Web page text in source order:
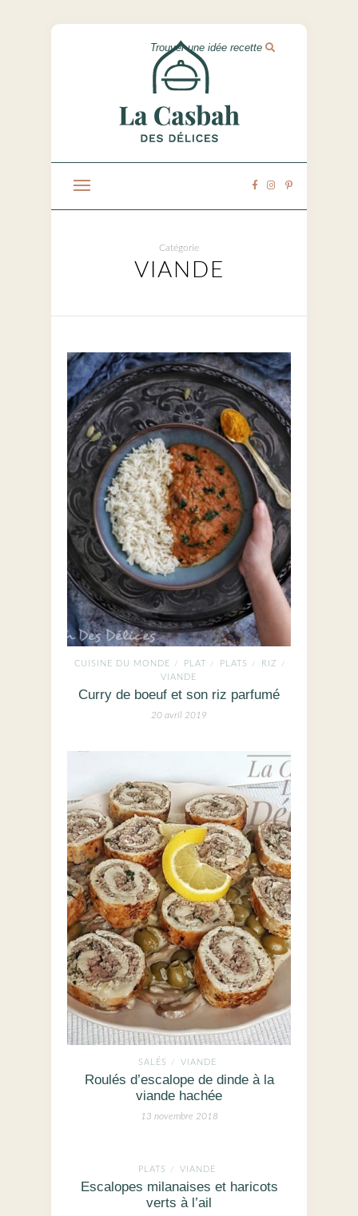
Catégorie
VIANDE
CUISINE DU MONDE / PLAT / PLATS / RIZ /
VIANDE
Curry de boeuf et son riz parfumé
20 avril 2019
SALÉS / VIANDE
Roulés d’escalope de dinde à la
viande hachée
13 novembre 2018
PLATS / VIANDE
Escalopes milanaises et haricots
verts à l’ail